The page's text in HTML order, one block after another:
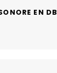
EN DB